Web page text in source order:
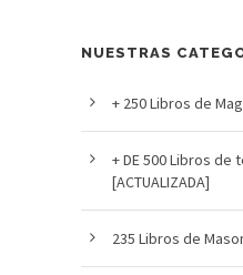
NUESTRAS
+ 250 Libros de
+ DE 500 Libros de
[ACTUALIZADA]
235 Libros de